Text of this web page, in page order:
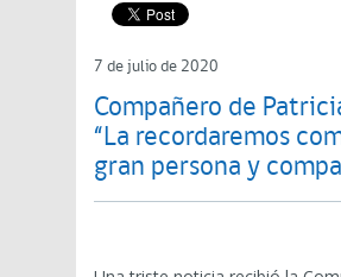
7 de julio de 2020
Compañero de
“La recordaremos
gran persona y